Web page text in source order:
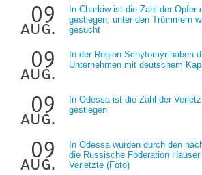
09
aug.
In Charkiw ist die Zahl der Opfer
gestiegen; unter den Trümmern
gesucht
09
aug.
In der Region Schytomyr haben
Unternehmen mit deutschem
09
aug.
In Odessa ist die Zahl der
gestiegen
09
aug.
In Odessa wurden durch den
die Russische Föderation
Verletzte (Foto)